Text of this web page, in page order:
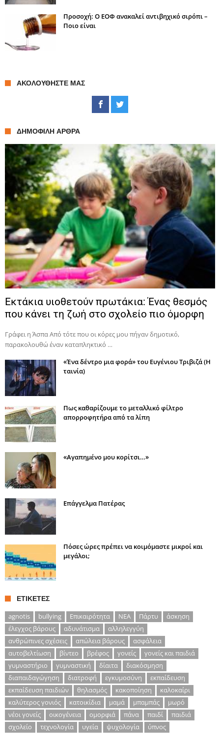
Προσοχή: Ο ΕΟΦ ανακαλεί αντιβηχικό σιρόπι –
Ποιο είναι
ΑΚΟΛΟΥΘΉΣΤΕ ΜΑΣ
ΔΗΜΟΦΙΛΉ ΆΡΘΡΑ
Εκτάκια υιοθετούν πρωτάκια: Ένας θεσμός
που κάνει τη ζωή στο σχολείο πιο όμορφη
Γράφει η Άσπα Από τότε που οι κόρες μου πήγαν δημοτικό,
παρακολουθώ έναν καταπληκτικό …
«Ένα δέντρο μια φορά» του Ευγένιου Τριβιζά (Η
ταινία)
Πως καθαρίζουμε το μεταλλικό φίλτρο
απορροφητήρα από τα λίπη
«Αγαπημένο μου κορίτσι…»
Επάγγελμα Πατέρας
Πόσες ώρες πρέπει να κοιμόμαστε μικροί και
μεγάλοι;
ΕΤΙΚΈΤΕΣ
agnotis
bullying Επικαιρότητα ΝΕΑ Πάρτυ
άσκηση
έλεγχος βάρους
αδυνάτισμα
αλληλεγγύη
ανθρώπινες σχέσεις
απώλεια βάρους
ασφάλεια
αυτοβελτίωση
βίντεο βρέφος γονείς
γονείς και παιδιά
γυμναστήριο
γυμναστική δίαιτα
διακόσμηση
διαπαιδαγώγηση
διατροφή εγκυμοσύνη
εκπαίδευση
εκπαίδευση παιδιών
θηλασμός κακοποίηση
καλοκαίρι
καλύτερος γονιός
κατοικίδια μαμά μπαμπάς
μωρό
νέοι γονείς
οικογένεια ομορφιά πάνα παιδί
παιδιά
σχολείο
τεχνολογία υγεία ψυχολογία ύπνος